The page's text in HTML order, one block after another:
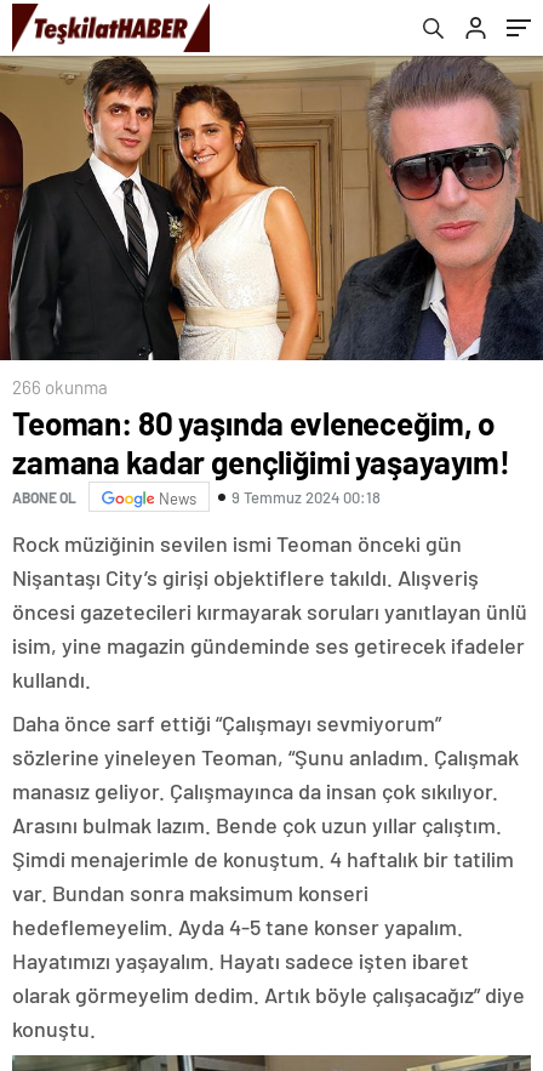
266 okunma
Teoman: 80 yaşında evleneceğim, o
zamana kadar gençliğimi yaşayayım!
ABONE OL News 9 Temmuz 2024 00:18
Rock müziğinin sevilen ismi Teoman önceki gün
Nişantaşı City’s girişi objektiflere takıldı. Alışveriş
öncesi gazetecileri kırmayarak soruları yanıtlayan ünlü
isim, yine magazin gündeminde ses getirecek ifadeler
kullandı.
Daha önce sarf ettiği “Çalışmayı sevmiyorum”
sözlerine yineleyen Teoman, “Şunu anladım. Çalışmak
manasız geliyor. Çalışmayınca da insan çok sıkılıyor.
Arasını bulmak lazım. Bende çok uzun yıllar çalıştım.
Şimdi menajerimle de konuştum. 4 haftalık bir tatilim
var. Bundan sonra maksimum konseri
hedeflemeyelim. Ayda 4-5 tane konser yapalım.
Hayatımızı yaşayalım. Hayatı sadece işten ibaret
olarak görmeyelim dedim. Artık böyle çalışacağız” diye
konuştu.